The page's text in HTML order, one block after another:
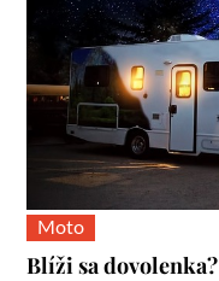
Moto
Blíži sa dovolenka?